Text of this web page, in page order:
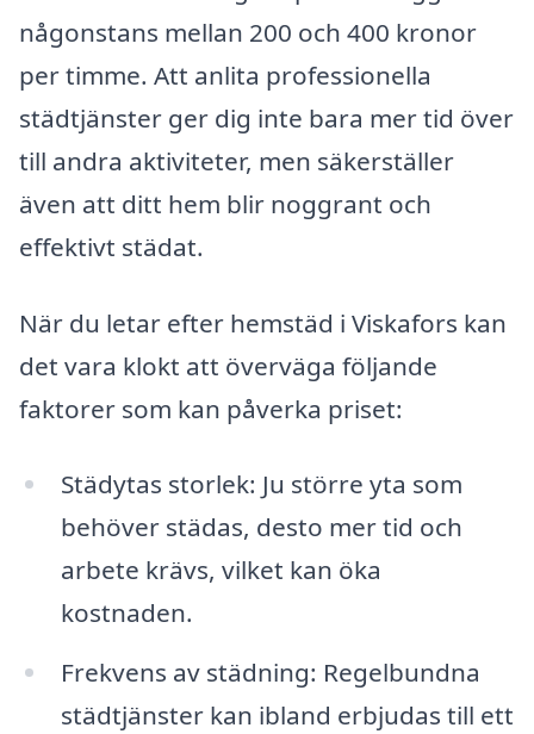
någonstans mellan 200 och 400 kronor
per timme. Att anlita professionella
städtjänster ger dig inte bara mer tid över
till andra aktiviteter, men säkerställer
även att ditt hem blir noggrant och
effektivt städat.
När du letar efter hemstäd i Viskafors kan
det vara klokt att överväga följande
faktorer som kan påverka priset:
Städytas storlek: Ju större yta som
behöver städas, desto mer tid och
arbete krävs, vilket kan öka
kostnaden.
Frekvens av städning: Regelbundna
städtjänster kan ibland erbjudas till ett